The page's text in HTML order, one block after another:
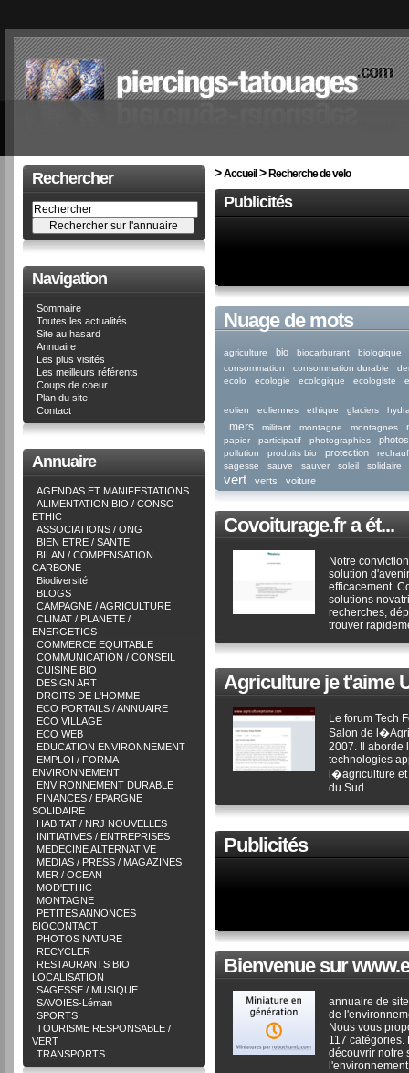
Rechercher
Navigation
Sommaire
Toutes les actualités
Site au hasard
Annuaire
Les plus visités
Les meilleurs référents
Coups de coeur
Plan du site
Contact
Annuaire
AGENDAS ET MANIFESTATIONS
ALIMENTATION BIO / CONSO
ETHIC
ASSOCIATIONS / ONG
BIEN ETRE / SANTE
BILAN / COMPENSATION
CARBONE
Biodiversité
BLOGS
CAMPAGNE / AGRICULTURE
CLIMAT / PLANETE /
ENERGETICS
COMMERCE EQUITABLE
COMMUNICATION / CONSEIL
CUISINE BIO
DESIGN ART
DROITS DE L'HOMME
ECO PORTAILS / ANNUAIRE
ECO VILLAGE
ECO WEB
EDUCATION ENVIRONNEMENT
EMPLOI / FORMA
ENVIRONNEMENT
ENVIRONNEMENT DURABLE
FINANCES / EPARGNE
SOLIDAIRE
HABITAT / NRJ NOUVELLES
INITIATIVES / ENTREPRISES
MEDECINE ALTERNATIVE
MEDIAS / PRESS / MAGAZINES
MER / OCEAN
MOD'ETHIC
MONTAGNE
PETITES ANNONCES
BIOCONTACT
PHOTOS NATURE
RECYCLER
RESTAURANTS BIO
LOCALISATION
SAGESSE / MUSIQUE
SAVOIES-Léman
SPORTS
TOURISME RESPONSABLE /
VERT
TRANSPORTS
>Accueil> Recherche de velo
Publicités
Nuage de mots
agriculture bio biocarburant
biologique
consommation
consommation durable
ecolo
ecologie ecologique ecologiste
eolien eoliennes ethique glaciers
mers militant montagne montagnes
papier participatif photographies photos
pollution produits bio protection
sagesse
sauve sauver soleil solidaire
vert verts voiture
Covoiturage.fr a ét...
Notre
solution
efficacement.
solutions
recherches,
trouver
Agriculture je t'aime
Le forum Tech
Salon de
2007. Il aborde
technologies
l�agriculture
du Sud.
Publicités
Bienvenue sur
annuaire de
de
Nous vous
117 catégories.
découvrir notre